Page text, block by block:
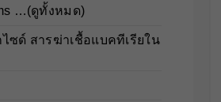
…(ดูทั้งหมด)
ซด์ สารฆ่าเชื้อแบคทีเรียใน